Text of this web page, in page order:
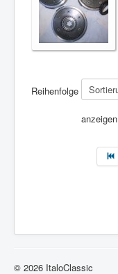
Reihenfolge
anzeigen
© 2026 ItaloClassic